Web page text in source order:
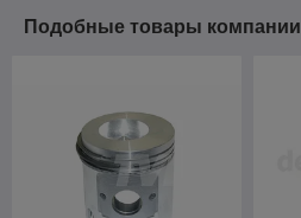
Подобные товары компании